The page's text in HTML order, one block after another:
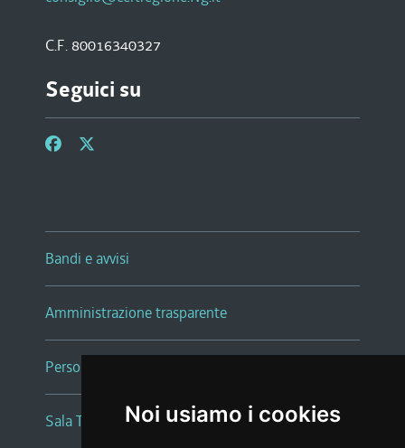
Noi usiamo i cookies
C.F. 80016340327
Seguici su
Bandi e avvisi
Amministrazione trasparente
Persone e Uffici
Sala Tiziano Tessitori